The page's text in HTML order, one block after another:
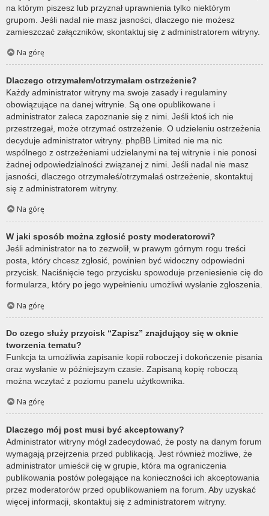
na którym piszesz lub przyznał uprawnienia tylko niektórym
grupom. Jeśli nadal nie masz jasności, dlaczego nie możesz
zamieszczać załączników, skontaktuj się z administratorem witryny.
Na górę
Dlaczego otrzymałem/otrzymałam ostrzeżenie?
Każdy administrator witryny ma swoje zasady i regulaminy
obowiązujące na danej witrynie. Są one opublikowane i
administrator zaleca zapoznanie się z nimi. Jeśli ktoś ich nie
przestrzegał, może otrzymać ostrzeżenie. O udzieleniu ostrzeżenia
decyduje administrator witryny. phpBB Limited nie ma nic
wspólnego z ostrzeżeniami udzielanymi na tej witrynie i nie ponosi
żadnej odpowiedzialności związanej z nimi. Jeśli nadal nie masz
jasności, dlaczego otrzymałeś/otrzymałaś ostrzeżenie, skontaktuj
się z administratorem witryny.
Na górę
W jaki sposób można zgłosić posty moderatorowi?
Jeśli administrator na to zezwolił, w prawym górnym rogu treści
posta, który chcesz zgłosić, powinien być widoczny odpowiedni
przycisk. Naciśnięcie tego przycisku spowoduje przeniesienie cię do
formularza, który po jego wypełnieniu umożliwi wysłanie zgłoszenia.
Na górę
Do czego służy przycisk “Zapisz” znajdujący się w oknie
tworzenia tematu?
Funkcja ta umożliwia zapisanie kopii roboczej i dokończenie pisania
oraz wysłanie w późniejszym czasie. Zapisaną kopię roboczą
można wczytać z poziomu panelu użytkownika.
Na górę
Dlaczego mój post musi być akceptowany?
Administrator witryny mógł zadecydować, że posty na danym forum
wymagają przejrzenia przed publikacją. Jest również możliwe, że
administrator umieścił cię w grupie, która ma ograniczenia
publikowania postów polegające na konieczności ich akceptowania
przez moderatorów przed opublikowaniem na forum. Aby uzyskać
więcej informacji, skontaktuj się z administratorem witryny.